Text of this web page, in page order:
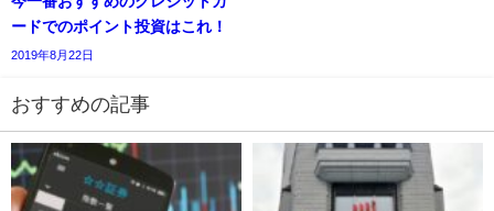
ードでのポイント投資はこれ！
2019年8月22日
おすすめの記事